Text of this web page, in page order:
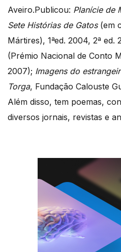
Aveiro.Publicou: Planície de
Sete Histórias de Gatos(em
Mártires), 1ªed. 2004, 2ª ed.
(Prémio Nacional de Conto
2007); Imagens do
Torga, Fundação Calouste
Além disso, tem poemas,
diversos jornais, revistas e